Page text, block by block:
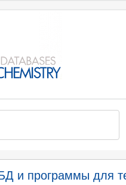
и программы для